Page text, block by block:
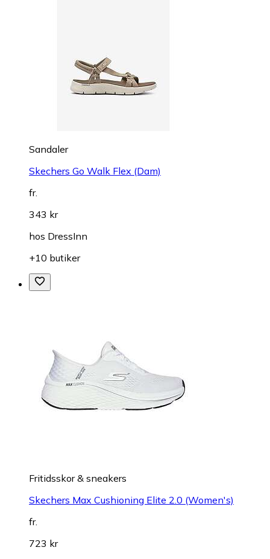
Sandaler
Skechers Go Walk Flex (Dam)
fr.
343 kr
hos DressInn
+10 butiker
Fritidsskor & sneakers
Skechers Max Cushioning Elite 2.0 (Women's)
fr.
723 kr